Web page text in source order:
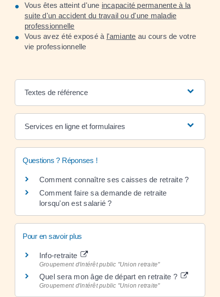
Vous êtes atteint d'une incapacité permanente à la
suite d'un accident du travail ou d'une maladie
professionnelle
Vous avez été exposé à l'amiante au cours de votre
vie professionnelle
Textes de référence
Services en ligne et formulaires
Questions ? Réponses !
Comment connaître ses caisses de retraite ?
Comment faire sa demande de retraite
lorsqu'on est salarié ?
Pour en savoir plus
Info-retraite
Groupement d'intérêt public "Union retraite"
Quel sera mon âge de départ en retraite ?
Groupement d'intérêt public "Union retraite"